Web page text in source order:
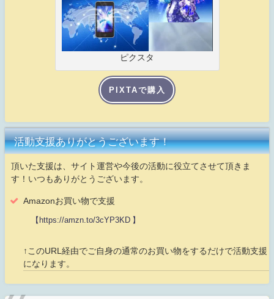
ピクスタ
PIXTAで購入
活動支援ありがとうございます！
頂いた支援は、サイト運営や今後の活動に役立てさせて頂きま
す！いつもありがとうございます。
Amazonお買い物で支援
【https://amzn.to/3cYP3KD 】
↑このURL経由でご自身の通常のお買い物をするだけで活動支援
になります。